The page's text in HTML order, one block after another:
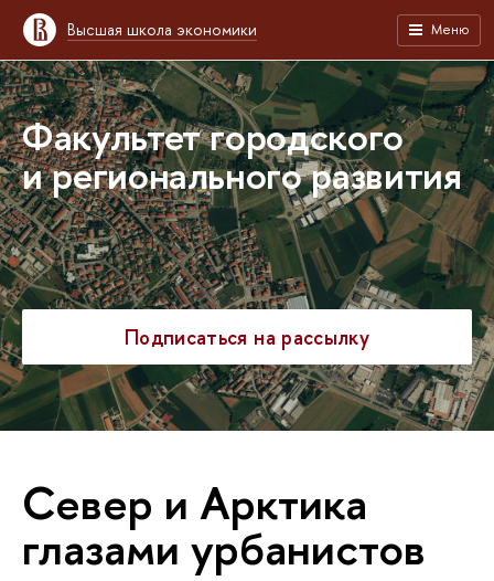
Высшая школа экономики Меню
Факультет городского
и регионального развития
Подписаться на рассылку
Север и Арктика
глазами урбанистов